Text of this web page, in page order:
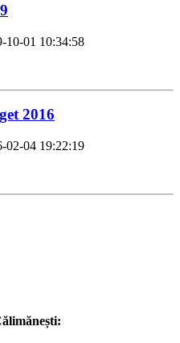
10-01 10:34:58
2016
02-04 19:22:19